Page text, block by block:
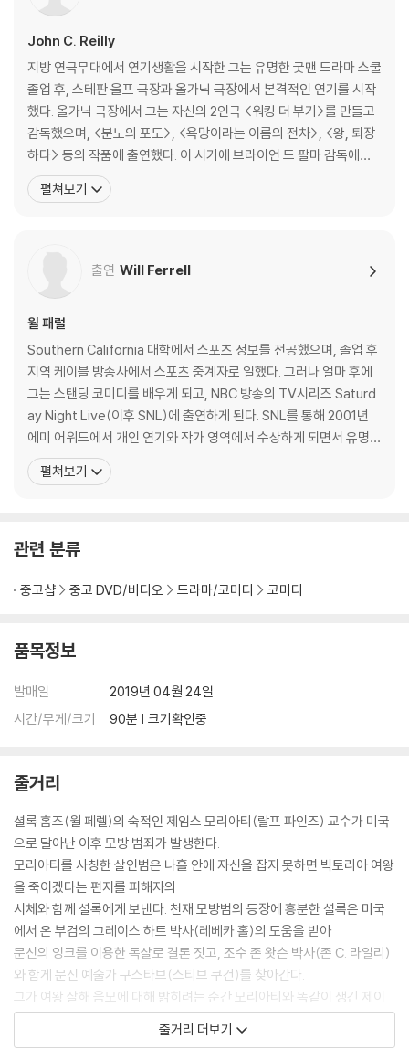
John C. Reilly
지방 연극무대에서 연기생활을 시작한 그는 유명한 굿맨 드라마 스쿨
졸업 후, 스테판 울프 극장과 올가닉 극장에서 본격적인 연기를 시작
했다. 올가닉 극장에서 그는 자신의 2인극 <워킹 더 부기>를 만들고
감독했으며, <분노의 포도>, <욕망이라는 이름의 전차>, <왕, 퇴장
하다> 등의 작품에 출연했다. 이 시기에 브라이언 드 팔마 감독에게
공연모습을 담은 비디오를 보냈고, 오디션을 거치지 않고 바로 <전쟁
의 사상자들>에 캐스팅 되는 행운을 잡았다. 그 후 캐빈 코스트너 주
펼쳐보기
출연 Will Ferrell
윌 패럴
Southern California 대학에서 스포츠 정보를 전공했으며, 졸업 후
지역 케이블 방송사에서 스포츠 중계자로 일했다. 그러나 얼마 후에
그는 스탠딩 코미디를 배우게 되고, NBC 방송의 TV시리즈 Saturd
ay Night Live(이후 SNL)에 출연하게 된다. SNL를 통해 2001년
에미 어워드에서 개인 연기와 작가 영역에서 수상하게 되면서 유명세
를 타게 된다. 윌 페럴은 우리 나라에서 잘 알려진 배우는 아니지만 가
장 최근에 <올드 스쿨>의 프랭크 역을 통해 국내에 얼굴을 알렸으며,
펼쳐보기
관련 분류
중고샵 중고 DVD/비디오 드라마/코미디 코미디
품목정보
발매일
2019년 04월 24일
시간/무게/크기
90분 | 크기확인중
줄거리
셜록 홈즈(윌 페렐)의 숙적인 제임스 모리아티(랄프 파인즈) 교수가 미국
으로 달아난 이후 모방 범죄가 발생한다.
모리아티를 사칭한 살인범은 나흘 안에 자신을 잡지 못하면 빅토리아 여왕
을 죽이겠다는 편지를 피해자의
시체와 함께 셜록에게 보낸다. 천재 모방범의 등장에 흥분한 셜록은 미국
에서 온 부검의 그레이스 하트 박사(레베카 홀)의 도움을 받아
문신의 잉크를 이용한 독살로 결론 짓고, 조수 존 왓슨 박사(존 C. 라일리)
와 함게 문신 예술가 구스타브(스티브 쿠건)를 찾아간다.
그가 여왕 살해 음모에 대해 밝히려는 순간 모리아티와 똑같이 생긴 제이
컵이 불시에 구스타브를 살해한다. 왓슨은 달아나려는
제이컵에게 신속히 반격을 가한다. 치명상을 입은 제이컵은 의문의 인물로
줄거리 더보기